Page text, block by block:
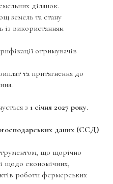
ділянок.
земель та стану
із використанням
отримувачів
та притягнення до
з 1 січня 2027 року.
даних (ССД)
що щорічно
щодо економічних,
роботи фермерських